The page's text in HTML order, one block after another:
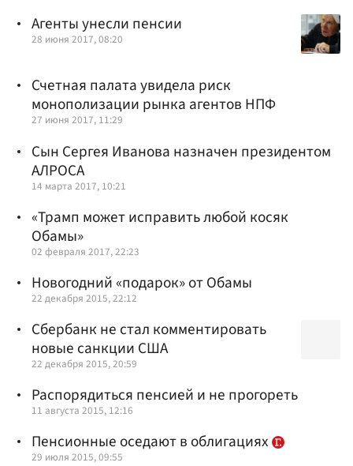
Агенты унесли пенсии
28 июня 2017, 08:20
Счетная палата увидела риск
монополизации рынка агентов НПФ
27 июня 2017, 11:29
Сын Сергея Иванова назначен президентом
АЛРОСА
14 марта 2017, 10:21
«Трамп может исправить любой косяк
Обамы»
02 февраля 2017, 22:23
Новогодний «подарок» от Обамы
22 декабря 2015, 22:12
Сбербанк не стал комментировать
новые санкции США
22 декабря 2015, 20:59
Распорядиться пенсией и не прогореть
11 августа 2015, 12:16
Пенсионные оседают в облигациях
29 июля 2015, 09:55